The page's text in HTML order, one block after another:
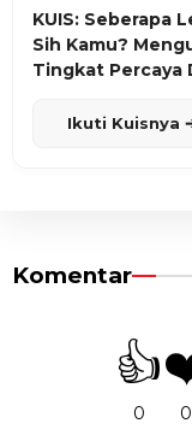
KUIS: Seberapa
Sih Kamu?
Tingkat Percaya
Ikuti Kuisnya
Komentar
👍
0 0